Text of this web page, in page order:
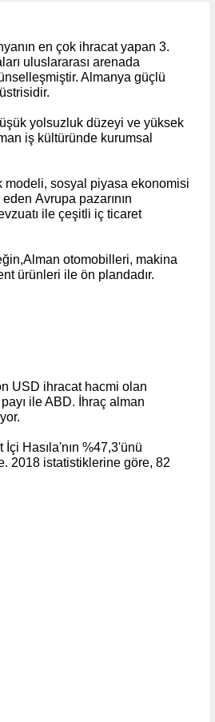
en çok ihracat yapan 3.
uluslararası arenada
Almanya güçlü
yolsuzluk düzeyi ve yüksek
iş kültüründe kurumsal
modeli, sosyal piyasa ekonomisi
Avrupa pazarının
ile çeşitli iç ticaret
otomobilleri, makina
ürünleri ile ön plandadır.
USD ihracat hacmi olan
ile ABD. İhraç alman
Hasıla'nın %47,3'ünü
2018 istatistiklerine göre, 82